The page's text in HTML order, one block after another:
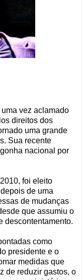
vez aclamado
direitos dos
uma grande
Sua recente
nacional por
foi eleito
de uma
de mudanças
que assumiu o
descontentamento.
como
presidente e o
medidas que
de reduzir gastos, o